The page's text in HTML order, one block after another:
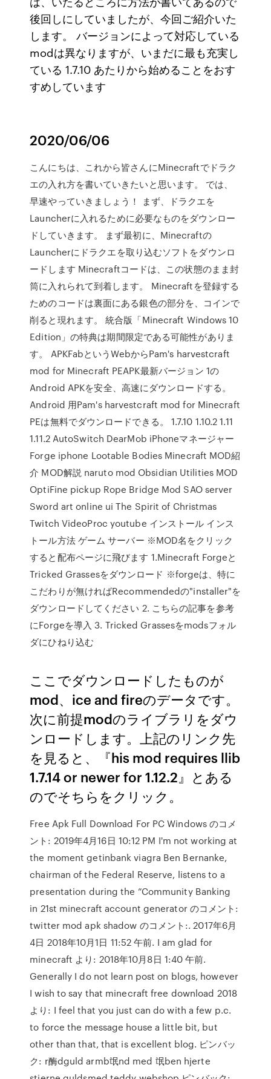
後回しにしていましたが、今回ご紹介いた
します。 バージョンによって対応している
modは異なりますが、いまだに最も充実し
ている 1.7.10 あたりから始めることをおす
すめしています
2020/06/06
こんにちは、これから皆さんにMinecraftでドラク
エの入れ方を書いていきたいと思います。 では、
早速やっていきましょう！ まず、ドラクエを
Launcherに入れるために必要なものをダウンロー
ドしていきます。 まず最初に、Minecraftの
Launcherにドラクエを取り込むソフトをダウンロ
ードします Minecraftコードは、この状態のまま封
筒に入れられて到着します。 Minecraftを登録する
ためのコードは裏面にある銀色の部分を、コインで
削ると現れます。 統合版「Minecraft Windows 10
Edition」の特典は期間限定である可能性がありま
す。 APKFabというWebからPam's harvestcraft
mod for Minecraft PEAPK最新バージョン 1の
Android APKを安全、高速にダウンロードする。
Android 用Pam's harvestcraft mod for Minecraft
PEは無料でダウンロードできる。 1.7.10 1.10.2 1.11
1.11.2 AutoSwitch DearMob iPhoneマネージャー
Forge iphone Lootable Bodies Minecraft MOD紹
介 MOD解説 naruto mod Obsidian Utilities MOD
OptiFine pickup Rope Bridge Mod SAO server
Sword art online ui The Spirit of Christmas
Twitch VideoProc youtube インストール インス
トール方法 ゲーム サーバー ※MOD名をクリック
すると配布ページに飛びます 1.Minecraft Forgeと
Tricked Grassesをダウンロード ※forgeは、特に
こだわりが無ければRecommendedの"installer"を
ダウンロードしてください 2. こちらの記事を参考
にForgeを導入 3. Tricked Grassesをmodsフォル
ダにひねり込む
ここでダウンロードしたものが
mod、ice and fireのデータです。
次に前提modのライブラリをダウ
ンロードします。上記のリンク先
を見ると、『his mod requires llib
1.7.14 or newer for 1.12.2』とある
のでそちらをクリック。
Free Apk Full Download For PC Windows のコメ
ント: 2019年4月16日 10:12 PM I'm not working at
the moment getinbank viagra Ben Bernanke,
chairman of the Federal Reserve, listens to a
presentation during the ”Community Banking
in 21st minecraft account generator のコメント:
twitter mod apk shadow のコメント:. 2017年6月
4日 2018年10月1日 11:52 午前. I am glad for
minecraft より: 2018年10月8日 1:40 午前.
Generally I do not learn post on blogs, however
I wish to say that minecraft free download 2018
より: I feel that you just can do with a few p.c.
to force the message house a little bit, but
other than that, that is excellent blog. ピンバッ
ク: r酶dguld armb氓nd med 氓ben hjerte